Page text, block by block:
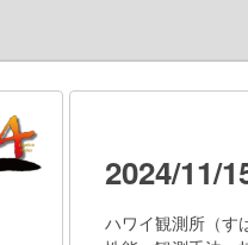
2024/11/
ハワイ観測所（す